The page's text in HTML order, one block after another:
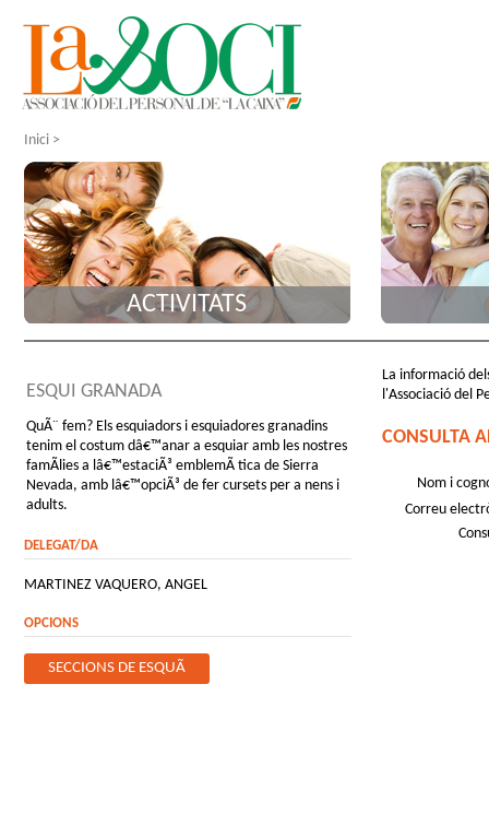
Inici >
ACTIVITATS
ESQUI GRANADA
QuÃ¨ fem? Els esquiadors i esquiadores granadins
tenim el costum dâ€™anar a esquiar amb les nostres
famÃ­lies a lâ€™estaciÃ³ emblemÃ tica de Sierra
Nevada, amb lâ€™opciÃ³ de fer cursets per a nens i
adults.
DELEGAT/DA
MARTINEZ VAQUERO, ANGEL
OPCIONS
SECCIONS DE ESQUÃ­
La informació
l'Associació del
CONSULTA
Nom i
Correu